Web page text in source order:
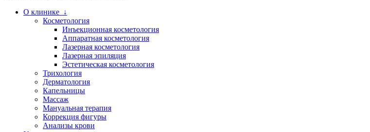
О клинике ↓
Косметология
Инъекционная косметология
Аппаратная косметология
Лазерная косметология
Лазерная эпиляция
Эстетическая косметология
Трихология
Дерматология
Капельницы
Массаж
Мануальная терапия
Коррекция фигуры
Анализы крови